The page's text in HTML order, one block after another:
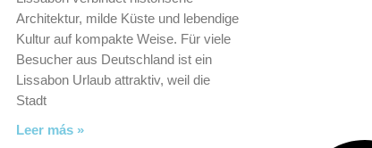
Architektur, milde Küste und lebendige
Kultur auf kompakte Weise. Für viele
Besucher aus Deutschland ist ein
Lissabon Urlaub attraktiv, weil die
Stadt
Leer más »